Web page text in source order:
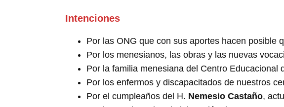
Intenciones
Por las ONG que con sus aportes hacen posible
Por los menesianos, las obras y las nuevas
Por la familia menesiana del Centro Educacional
Por los enfermos y discapacitados de nuestros
Por el cumpleaños del H. Nemesio Castaño,